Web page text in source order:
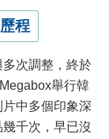
程
次調整，終於
舉行韓
中多個印象深
千次，早已沒